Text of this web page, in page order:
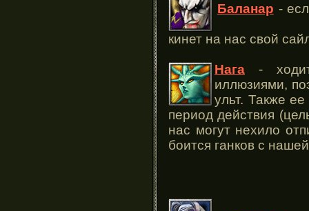
Баланар -
кинет на нас свой
Нага -
иллюзиями,
ульт. Также
период действия
нас могут нехило
боится ганков с